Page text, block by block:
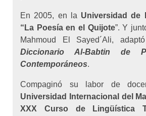
En 2005, en la Universidad de
“La Poesía en el Quijote”. Y
Mahmoud El Sayed´Ali,
Diccionario Al-Babtin de
Contemporáneos.
Compaginó su labor de
Universidad Internacional del
XXX Curso de Lingüística